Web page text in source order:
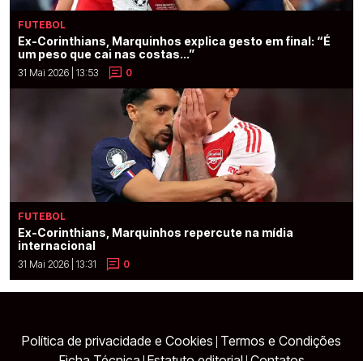
FUTEBOL
Ex-Corinthians, Marquinhos explica gesto em final: “É
um peso que cai nas costas...”
31 Mai 2026 | 13:53 0
FUTEBOL
Ex-Corinthians, Marquinhos repercute na mídia
internacional
31 Mai 2026 | 13:31 0
Política de privacidade e Cookies Termos e Condições